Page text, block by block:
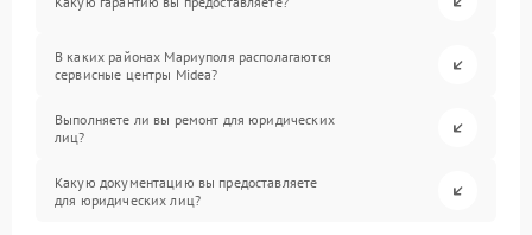
В каких районах Мариуполя располагаются
сервисные центры Midea?
Выполняете ли вы ремонт для юридических
лиц?
Какую документацию вы предоставляете
для юридических лиц?